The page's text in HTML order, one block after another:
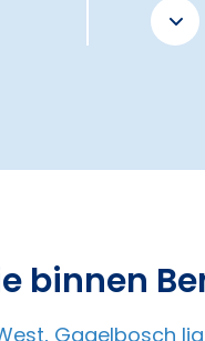
binnen
Gagelbosch